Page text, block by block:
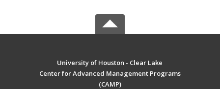
University of Houston - Clear Lake
Center for Advanced Management Programs
(CAMP)